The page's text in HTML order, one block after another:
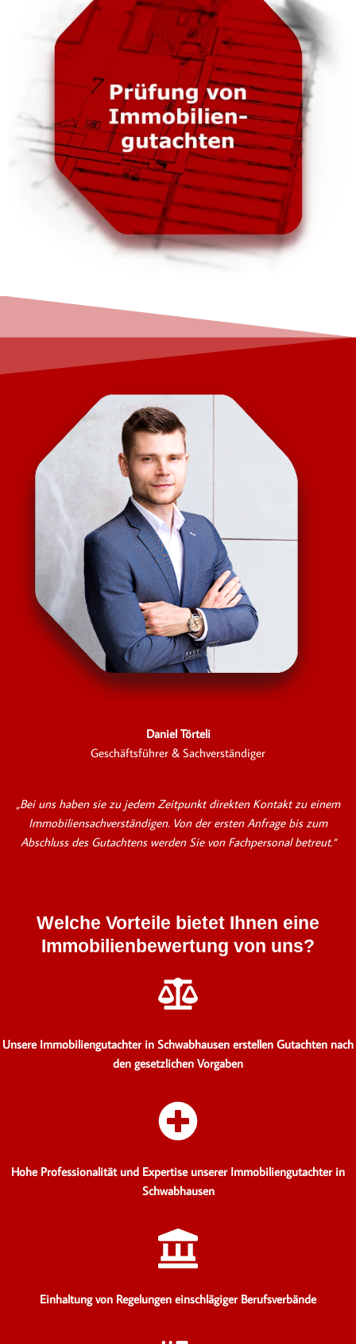
Daniel Törteli
Geschäftsführer & Sachverständiger
„Bei uns haben sie zu jedem Zeitpunkt direkten Kontakt zu einem
Immobiliensachverständigen. Von der ersten Anfrage bis zum
Abschluss des Gutachtens werden Sie von Fachpersonal betreut.“
Welche Vorteile bietet Ihnen eine
Immobilienbewertung von uns?
Unsere Immobiliengutachter in Schwabhausen erstellen Gutachten nach
den gesetzlichen Vorgaben
Hohe Professionalität und Expertise unserer Immobiliengutachter in
Schwabhausen
Einhaltung von Regelungen einschlägiger Berufsverbände